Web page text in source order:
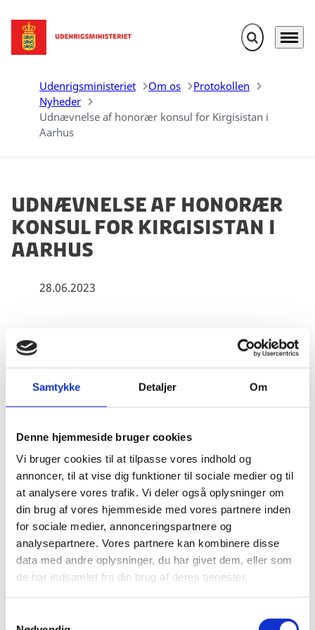
Samtykke Detaljer Om
Denne hjemmeside bruger cookies
Vi bruger cookies til at tilpasse vores indhold og
annoncer, til at vise dig funktioner til sociale medier og til
at analysere vores trafik. Vi deler også oplysninger om
din brug af vores hjemmeside med vores partnere inden
for sociale medier, annonceringspartnere og
analysepartnere. Vores partnere kan kombinere disse
data med andre oplysninger, du har givet dem, eller som
de har indsamlet fra din brug af deres tjenester.
Gå til forsiden Fold søgefelt
Menu
Udenrigsministeriet Om os
Protokollen
Nyheder
Udnævnelse af honorær konsul for Kirgisistan i
Aarhus
Udnævnelse af honorær
konsul for Kirgisistan i
Aarhus
28.06.2023
Udenrigsministeriet meddeler, at hr. Nikolaj
Nedergaard Kock ved kgl. resolution af 21. juni 2023 er
blevet udnævnt til honorær konsul for Kirgisistan i
Aarhus med jurisdiktion i Danmark.
Konsulatets adresse: Oliehavnsvej 2
8000 Aarhus C